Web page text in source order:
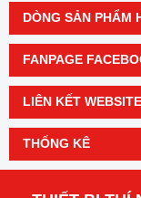
DÒNG SẢN PHẨM
FANPAGE
LIÊN KẾT WEBSITE
THỐNG KÊ